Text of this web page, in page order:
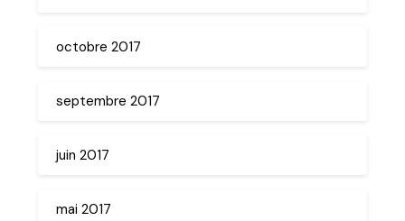
octobre 2017
septembre 2017
juin 2017
mai 2017